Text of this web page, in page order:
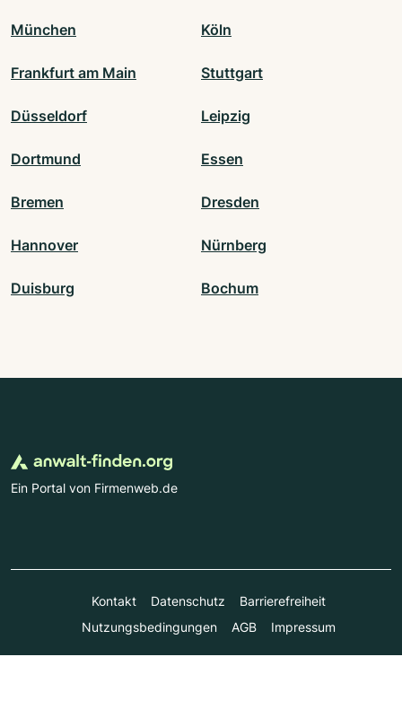
München Köln
Frankfurt am Main Stuttgart
Düsseldorf Leipzig
Dortmund Essen
Bremen Dresden
Hannover Nürnberg
Duisburg Bochum
Ein Portal von Firmenweb.de
Kontakt Datenschutz
Barrierefreiheit
Nutzungsbedingungen
AGB Impressum